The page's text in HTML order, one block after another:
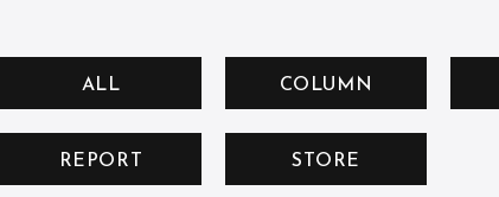
ALL COLUMN
REPORT STORE